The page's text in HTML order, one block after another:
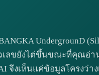
UndergrounD
ลขยังไต่ขึ้นขณะที่คุณอ่า
จึงเห็นแค่ข้อมูลโครงว่า